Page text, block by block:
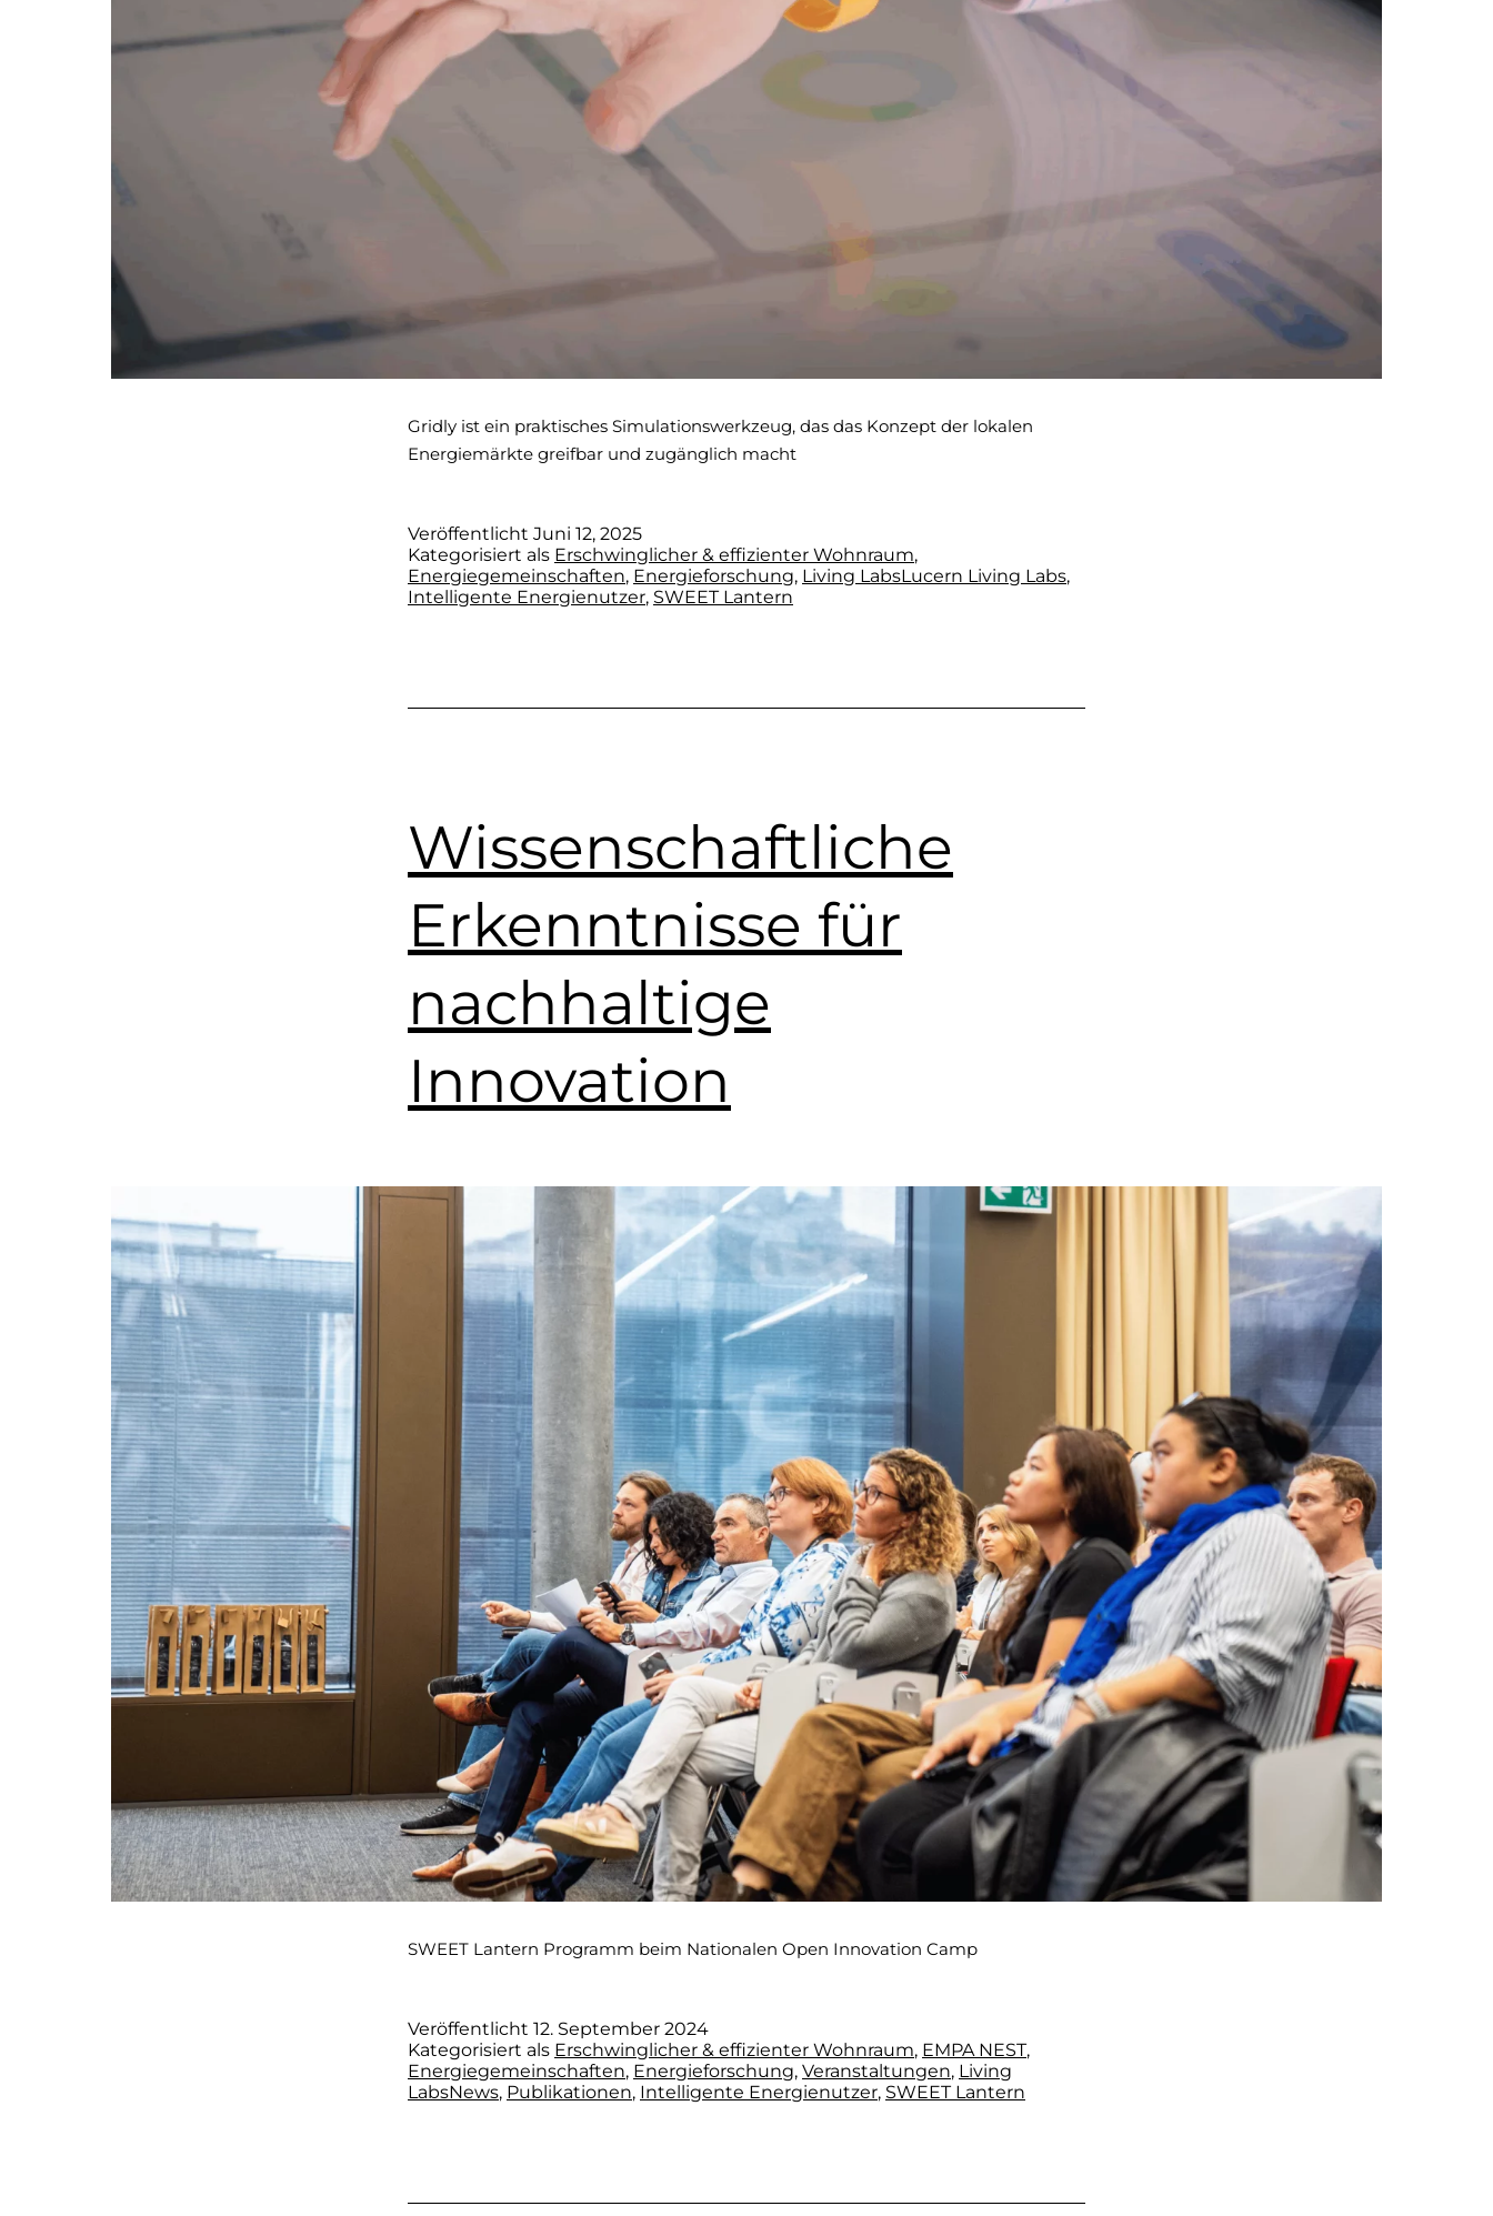
Gridly ist ein praktisches Simulationswerkzeug, das das Konzept der lokalen
Energiemärkte greifbar und zugänglich macht
Veröffentlicht Juni 12, 2025
Kategorisiert als Erschwinglicher & effizienter Wohnraum,
Energiegemeinschaften, Energieforschung, Living LabsLucern Living Labs,
Intelligente Energienutzer, SWEET Lantern
Wissenschaftliche
Erkenntnisse für
nachhaltige
Innovation
SWEET Lantern Programm beim Nationalen Open Innovation Camp
Veröffentlicht 12. September 2024
Kategorisiert als Erschwinglicher & effizienter Wohnraum, EMPA NEST,
Energiegemeinschaften, Energieforschung, Veranstaltungen, Living
LabsNews, Publikationen, Intelligente Energienutzer, SWEET Lantern